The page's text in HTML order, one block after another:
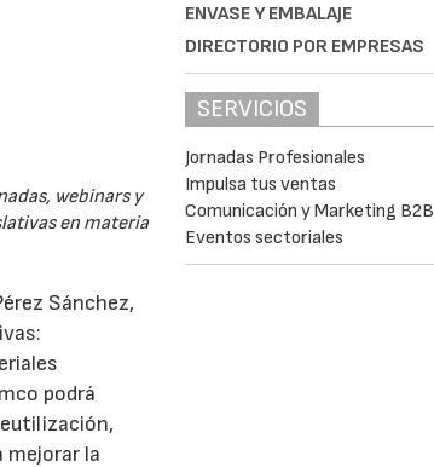
webinars y
en materia
Sánchez,
podrá
mejorar la
ENVASE Y EMBALAJE
DIRECTORIO POR EMPRESAS
SERVICIOS
Jornadas Profesionales
Impulsa tus ventas
Comunicación y Marketing B2B
Eventos sectoriales